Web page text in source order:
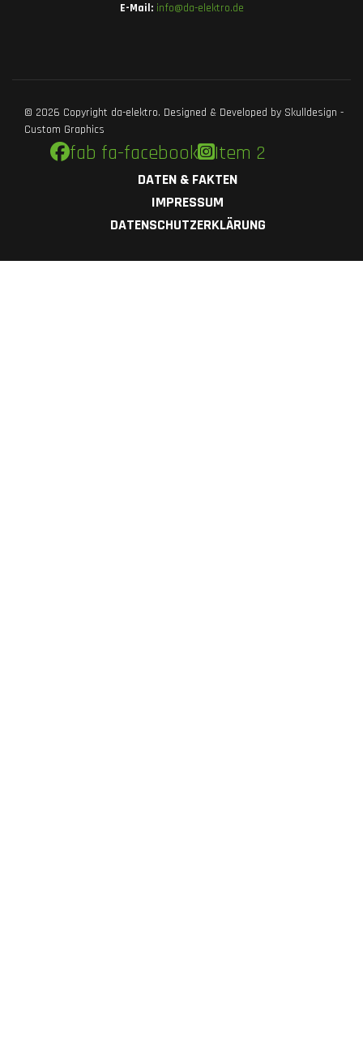
E-Mail: info@da-elektro.de
© 2026 Copyright da-elektro. Designed & Developed by Skulldesign -
Custom Graphics
fab fa-facebook Item 2
DATEN & FAKTEN
IMPRESSUM
DATENSCHUTZERKLÄRUNG